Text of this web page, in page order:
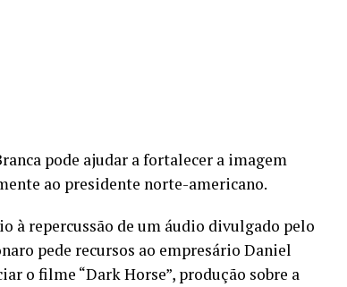
pode ajudar a fortalecer a imagem
ao presidente norte-americano.
à repercussão de um áudio divulgado pelo
pede recursos ao empresário Daniel
o filme “Dark Horse”, produção sobre a